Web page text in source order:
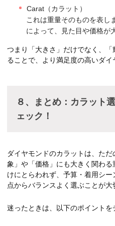
Carat（カラット）
これは重量そのものを表し
によって、見た目や価格が
つまり「大きさ」だけでなく、
ることで、より満足度の高いダイ
８、まとめ：カラット
ェック！
ダイヤモンドのカラットは、た
象」や「価格」にも大きく関わ
けにとらわれず、予算・着用シ
点からバランスよく選ぶことが大
迷ったときは、以下のポイントを